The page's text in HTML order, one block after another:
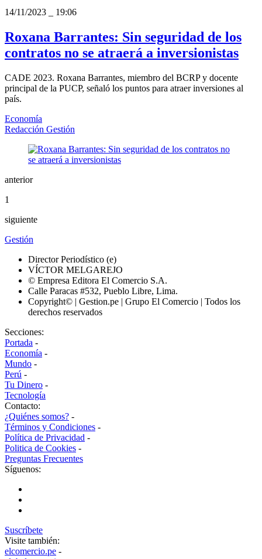
14/11/2023
19:06
Roxana Barrantes: Sin seguridad de los
contratos no se atraerá a inversionistas
CADE 2023. Roxana Barrantes, miembro del BCRP y docente
principal de la PUCP, señaló los puntos para atraer inversiones al
país.
Economía
Redacción Gestión
anterior
1
siguiente
Gestión
Director Periodístico (e)
VÍCTOR MELGAREJO
© Empresa Editora El Comercio S.A.
Calle Paracas #532, Pueblo Libre, Lima.
Copyright© | Gestion.pe | Grupo El Comercio | Todos los
derechos reservados
Secciones:
Portada -
Economía -
Mundo -
Perú -
Tu Dinero -
Tecnología
Contacto:
¿Quiénes somos? -
Términos y Condiciones -
Política de Privacidad -
Politica de Cookies -
Preguntas Frecuentes
Síguenos:
Suscríbete
Visite también:
elcomercio.pe -